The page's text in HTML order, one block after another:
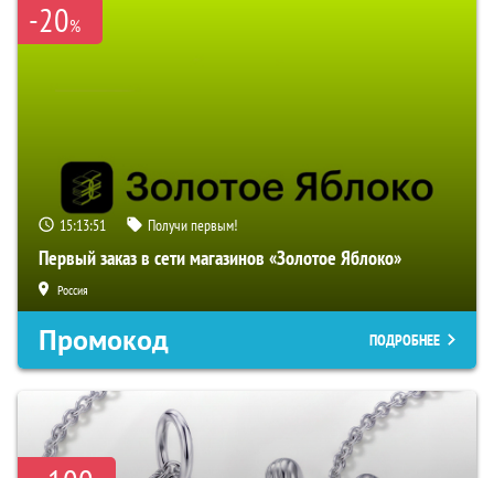
-20%
15:13:50 Получи первым!
Первый заказ в сети магазинов «Золотое Яблоко»
Россия
Промокод ПОДРОБНЕЕ